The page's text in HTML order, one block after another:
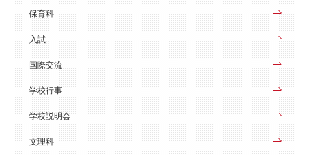
保育科
入試
国際交流
学校行事
学校説明会
文理科